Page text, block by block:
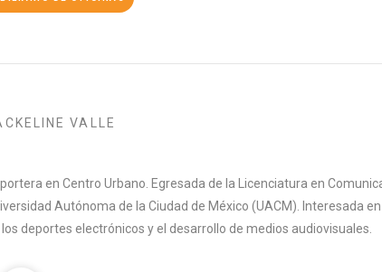
VALLE
en Centro Urbano. Egresada de la Licenciatura en
Autónoma de la Ciudad de México (UACM). Interesada
los deportes electrónicos y el desarrollo de medios audiovisuales.